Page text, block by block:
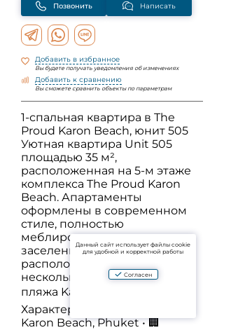
Позвонить Написать
Добавить в избранное
Вы будете получать уведомления об изменениях
Добавить к сравнению
Вы сможете сравнить объекты по параметрам
1-спальная квартира в The
Proud Karon Beach, юнит 505
Уютная квартира Unit 505
площадью 35 м²,
расположенная на 5-м этаже
комплекса The Proud Karon
Beach. Апартаменты
оформлены в современном
стиле, полностью
меблированы и готовы к
заселению. Отличное
расположение — всего
несколько минут пешком до
пляжа Karon Beach. 🏠
Характеристики: • 📍 Район:
Karon Beach, Phuket • 🏢
Данный сайт использует файлы cookie
для удобной и корректной работы
Согласен